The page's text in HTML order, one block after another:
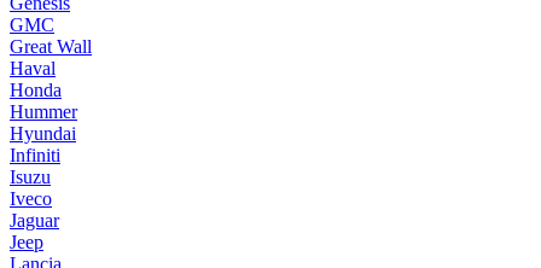
GMC
Great Wall
Haval
Honda
Hummer
Hyundai
Infiniti
Isuzu
Iveco
Jaguar
Jeep
Lancia